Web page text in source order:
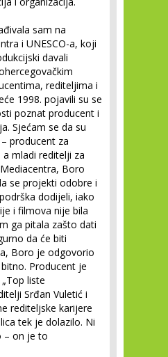
sam na
i UNESCO-a, koji
davali
rediteljima i
1998. pojavili su se
poznat producent i
Sjećam se da su
producent za
mladi reditelji za
Boro
se projekti odobre i
dodijeli, iako
i filmova nije bila
ga pitala zašto dati
da će biti
Boro je odgovorio
Producent je
liste
Srđan Vuletić i
rediteljske karijere
tek je dolazilo. Ni
– on je to